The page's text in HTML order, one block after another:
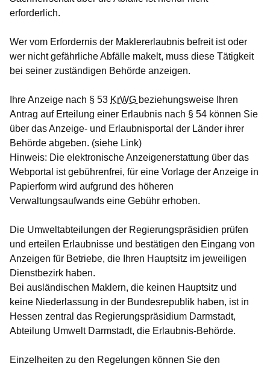
erforderlich.
Wer vom Erfordernis der Maklererlaubnis befreit ist oder
wer nicht gefährliche Abfälle makelt, muss diese Tätigkeit
bei seiner zuständigen Behörde anzeigen.
Ihre Anzeige nach § 53 KrWG beziehungsweise Ihren
Antrag auf Erteilung einer Erlaubnis nach § 54 können Sie
über das Anzeige- und Erlaubnisportal der Länder ihrer
Behörde abgeben. (siehe Link)
Hinweis: Die elektronische Anzeigenerstattung über das
Webportal ist gebührenfrei, für eine Vorlage der Anzeige in
Papierform wird aufgrund des höheren
Verwaltungsaufwands eine Gebühr erhoben.
Die Umweltabteilungen der Regierungspräsidien prüfen
und erteilen Erlaubnisse und bestätigen den Eingang von
Anzeigen für Betriebe, die Ihren Hauptsitz im jeweiligen
Dienstbezirk haben.
Bei ausländischen Maklern, die keinen Hauptsitz und
keine Niederlassung in der Bundesrepublik haben, ist in
Hessen zentral das Regierungspräsidium Darmstadt,
Abteilung Umwelt Darmstadt, die Erlaubnis-Behörde.
Einzelheiten zu den Regelungen können Sie den